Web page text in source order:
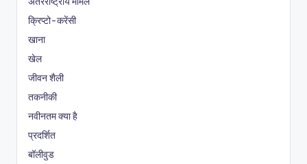
क्रिप्टो-करेंसी
खाना
खेल
जीवन शैली
तकनीकी
नवीनतम क्या है
प्रदर्शित
बॉलीवुड